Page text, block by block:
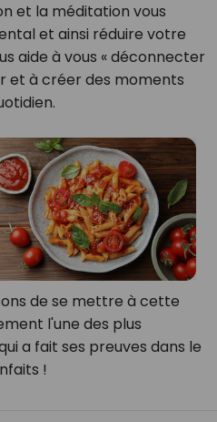
et la méditation vous
et ainsi réduire votre
aide à vous « déconnecter
et à créer des moments
de se mettre à cette
l'une des plus
a fait ses preuves dans le
!